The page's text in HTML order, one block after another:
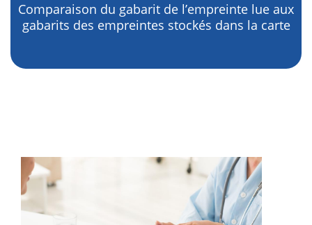
Comparaison du gabarit de l’empreinte lue aux
gabarits des empreintes stockés dans la carte